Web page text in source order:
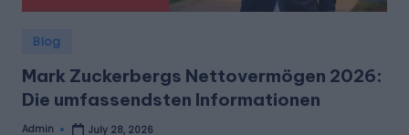
Posted
Blog
Mark Zuckerbergs Nettovermögen 2026:
Die umfassendsten Informationen
Admin July 28, 2026